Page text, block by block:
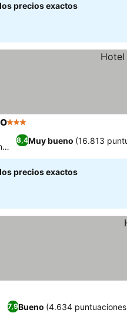
precios exactos
3 Estrellas
8,4Muy bueno (16.813
precios exactos
7,9Bueno (4.634